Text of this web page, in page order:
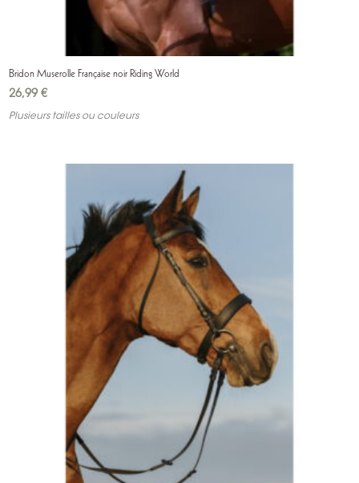
Bridon Muserolle Française noir Riding World
26,99€
Plusieurs tailles ou couleurs